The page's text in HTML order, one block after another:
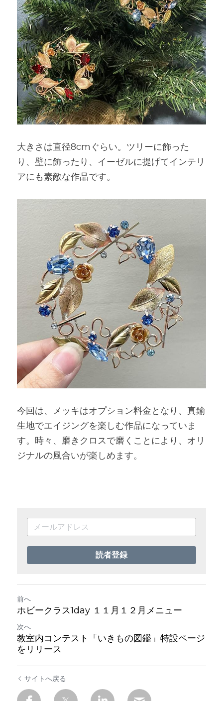
大きさは直径8cmぐらい。ツリーに飾った
り、壁に飾ったり、イーゼルに提げてインテリ
アにも素敵な作品です。
今回は、メッキはオプション料金となり、真鍮
生地でエイジングを楽しむ作品になっていま
す。時々、磨きクロスで磨くことにより、オリ
ジナルの風合いが楽しめます。
読者登録
前へ
ホビークラス1day １１月１２月メニュー
次へ
教室内コンテスト「いきもの図鑑」特設ページ
をリリース
サイトへ戻る